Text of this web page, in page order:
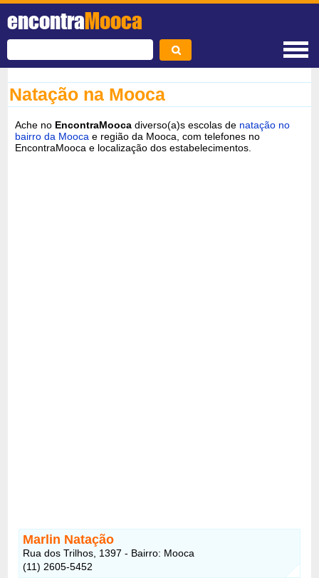
encontraMooca
Natação na Mooca
Ache no EncontraMooca diverso(a)s escolas de natação no
bairro da Mooca e região da Mooca, com telefones no
EncontraMooca e localização dos estabelecimentos.
Marlin Natação
Rua dos Trilhos, 1397 - Bairro: Mooca
(11) 2605-5452